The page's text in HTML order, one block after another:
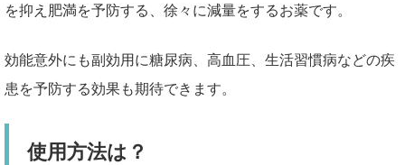
を抑え肥満を予防する、徐々に減量をするお薬です。
効能意外にも副効用に糖尿病、高血圧、生活習慣病などの疾
患を予防する効果も期待できます。
使用方法は？